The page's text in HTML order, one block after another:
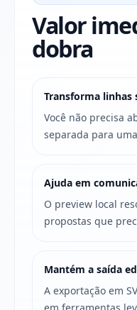
Valor
dobra
Transforma linhas
Você não precisa
separada para
Ajuda em
O preview local
propostas que
Mantém a saída
A exportação em